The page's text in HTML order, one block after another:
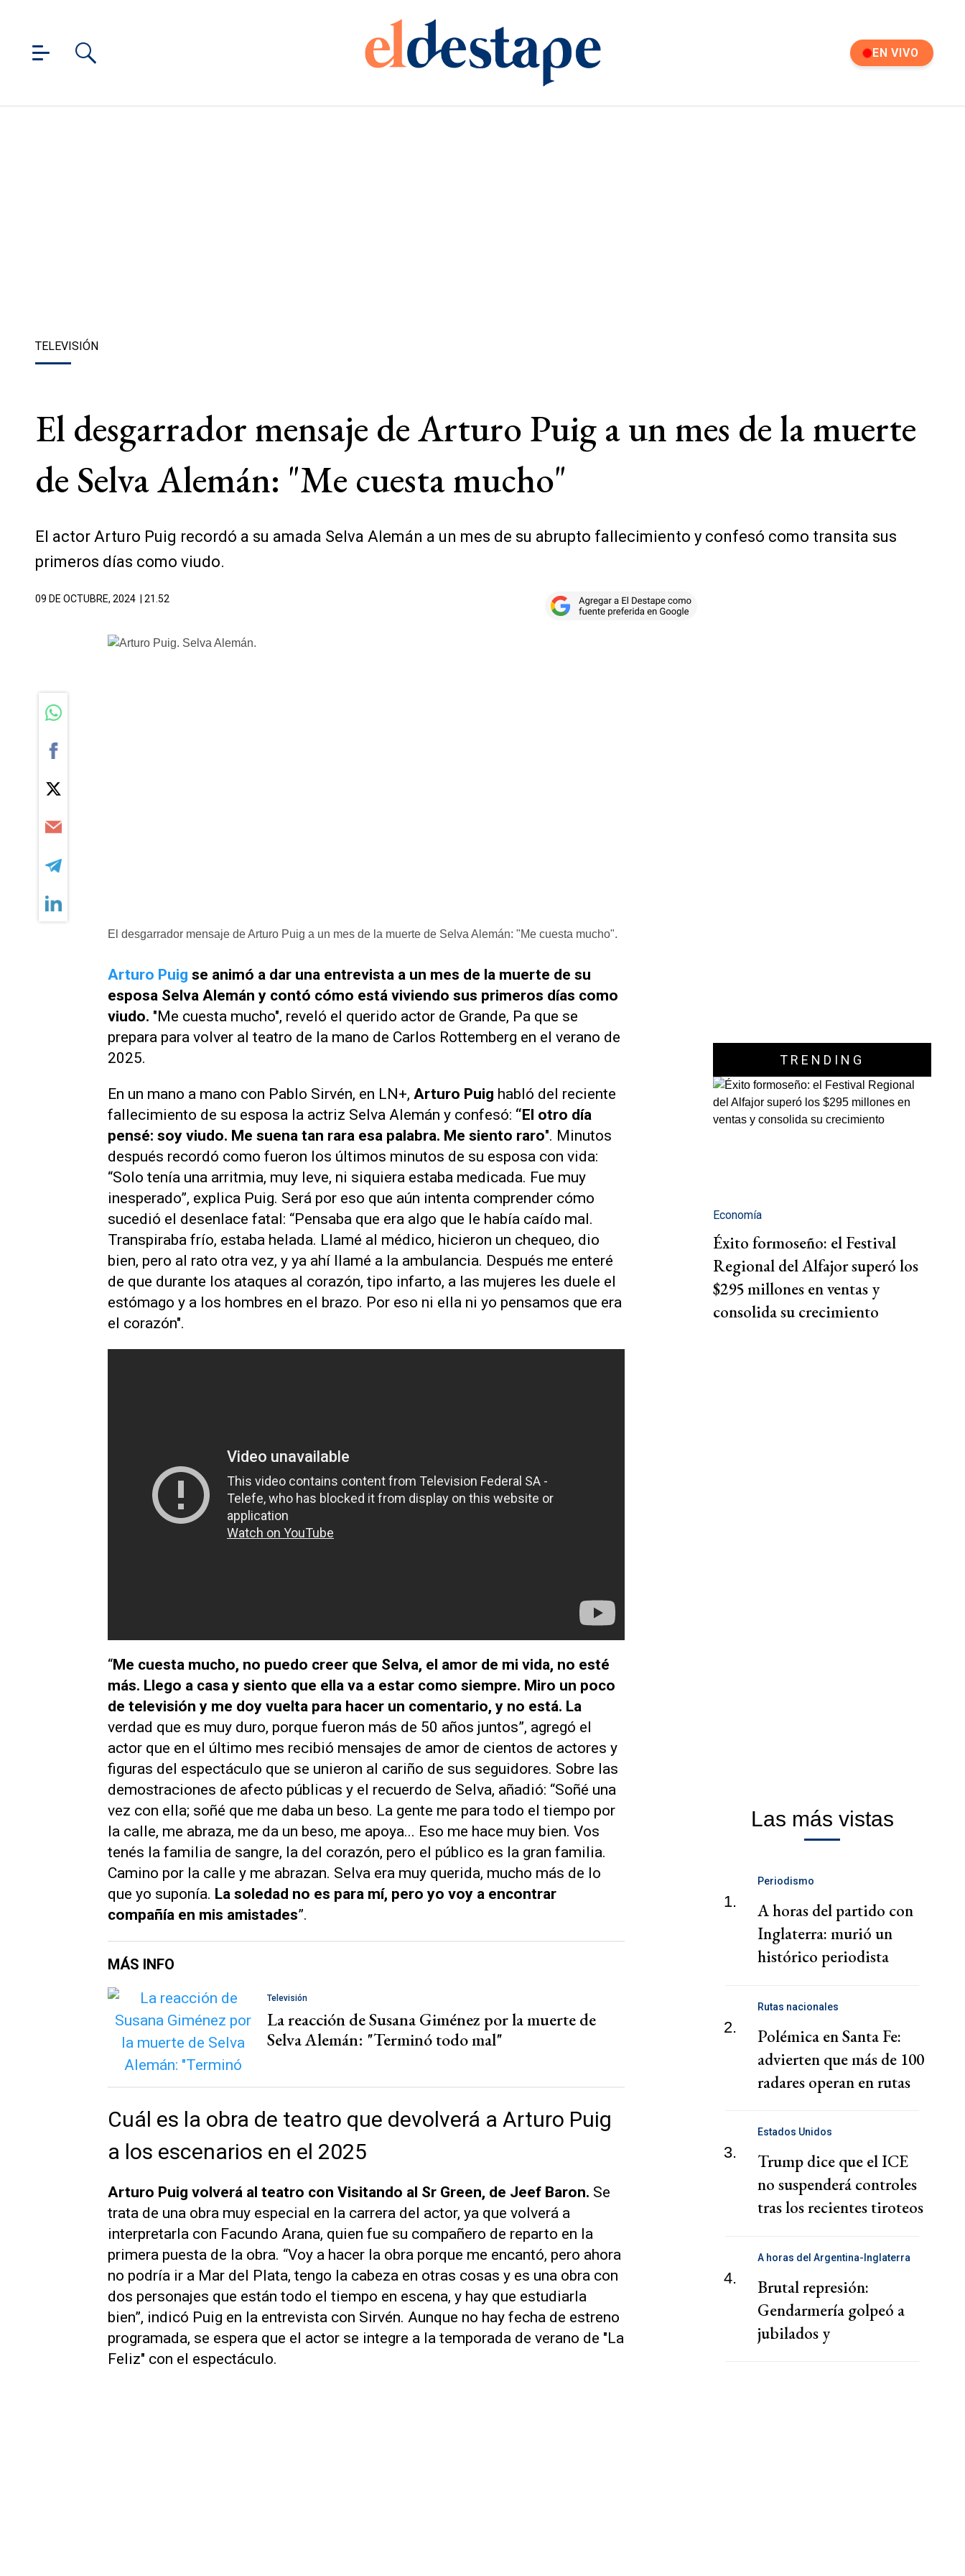
EN VIVO
TELEVISIÓN
El desgarrador mensaje de Arturo Puig a un mes de la muerte
de Selva Alemán: "Me cuesta mucho"
El actor Arturo Puig recordó a su amada Selva Alemán a un mes de su abrupto fallecimiento y confesó como transita sus
primeros días como viudo.
09 DE OCTUBRE, 2024 | 21.52
El desgarrador mensaje de Arturo Puig a un mes de la muerte de Selva Alemán: "Me cuesta mucho".
Arturo Puig se animó a dar una entrevista a un mes de la muerte de su
esposa Selva Alemán y contó cómo está viviendo sus primeros días como
viudo. "Me cuesta mucho", reveló el querido actor de Grande, Pa que se
prepara para volver al teatro de la mano de Carlos Rottemberg en el verano de
2025.
En un mano a mano con Pablo Sirvén, en LN+, Arturo Puig habló del reciente
fallecimiento de su esposa la actriz Selva Alemán y confesó: “El otro día
pensé: soy viudo. Me suena tan rara esa palabra. Me siento raro". Minutos
después recordó como fueron los últimos minutos de su esposa con vida:
“Solo tenía una arritmia, muy leve, ni siquiera estaba medicada. Fue muy
inesperado”, explica Puig. Será por eso que aún intenta comprender cómo
sucedió el desenlace fatal: “Pensaba que era algo que le había caído mal.
Transpiraba frío, estaba helada. Llamé al médico, hicieron un chequeo, dio
bien, pero al rato otra vez, y ya ahí llamé a la ambulancia. Después me enteré
de que durante los ataques al corazón, tipo infarto, a las mujeres les duele el
estómago y a los hombres en el brazo. Por eso ni ella ni yo pensamos que era
el corazón".
“Me cuesta mucho, no puedo creer que Selva, el amor de mi vida, no esté
más. Llego a casa y siento que ella va a estar como siempre. Miro un poco
de televisión y me doy vuelta para hacer un comentario, y no está. La
verdad que es muy duro, porque fueron más de 50 años juntos”, agregó el
actor que en el último mes recibió mensajes de amor de cientos de actores y
figuras del espectáculo que se unieron al cariño de sus seguidores. Sobre las
demostraciones de afecto públicas y el recuerdo de Selva, añadió: “Soñé una
vez con ella; soñé que me daba un beso. La gente me para todo el tiempo por
la calle, me abraza, me da un beso, me apoya... Eso me hace muy bien. Vos
tenés la familia de sangre, la del corazón, pero el público es la gran familia.
Camino por la calle y me abrazan. Selva era muy querida, mucho más de lo
que yo suponía. La soledad no es para mí, pero yo voy a encontrar
compañía en mis amistades”.
MÁS INFO
Televisión
La reacción de Susana Giménez por la muerte de
Selva Alemán: "Terminó todo mal"
Cuál es la obra de teatro que devolverá a Arturo Puig
a los escenarios en el 2025
Arturo Puig volverá al teatro con Visitando al Sr Green, de Jeef Baron. Se
trata de una obra muy especial en la carrera del actor, ya que volverá a
interpretarla con Facundo Arana, quien fue su compañero de reparto en la
primera puesta de la obra. “Voy a hacer la obra porque me encantó, pero ahora
no podría ir a Mar del Plata, tengo la cabeza en otras cosas y es una obra con
dos personajes que están todo el tiempo en escena, y hay que estudiarla
bien”, indicó Puig en la entrevista con Sirvén. Aunque no hay fecha de estreno
programada, se espera que el actor se integre a la temporada de verano de "La
Feliz" con el espectáculo.
TRENDING
Economía
Éxito formoseño: el Festival
Regional del Alfajor superó los
$295 millones en ventas y
consolida su crecimiento
Las más vistas
1.
Periodismo
A horas del partido con
Inglaterra: murió un
histórico periodista
2.
Rutas nacionales
Polémica en Santa Fe:
advierten que más de 100
radares operan en rutas
3.
Estados Unidos
Trump dice que el ICE
no suspenderá controles
tras los recientes tiroteos
4.
A horas del Argentina-Inglaterra
Brutal represión:
Gendarmería golpeó a
jubilados y